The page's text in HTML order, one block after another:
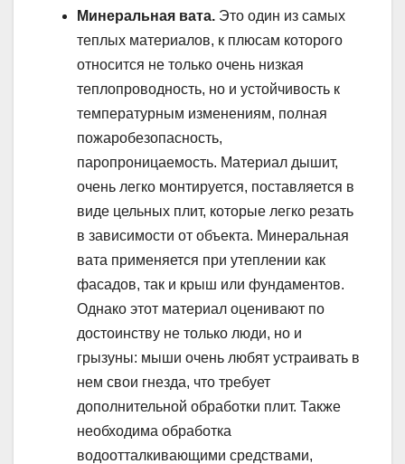
Минеральная вата. Это один из самых
теплых материалов, к плюсам которого
относится не только очень низкая
теплопроводность, но и устойчивость к
температурным изменениям, полная
пожаробезопасность,
паропроницаемость. Материал дышит,
очень легко монтируется, поставляется в
виде цельных плит, которые легко резать
в зависимости от объекта. Минеральная
вата применяется при утеплении как
фасадов, так и крыш или фундаментов.
Однако этот материал оценивают по
достоинству не только люди, но и
грызуны: мыши очень любят устраивать в
нем свои гнезда, что требует
дополнительной обработки плит. Также
необходима обработка
водоотталкивающими средствами,